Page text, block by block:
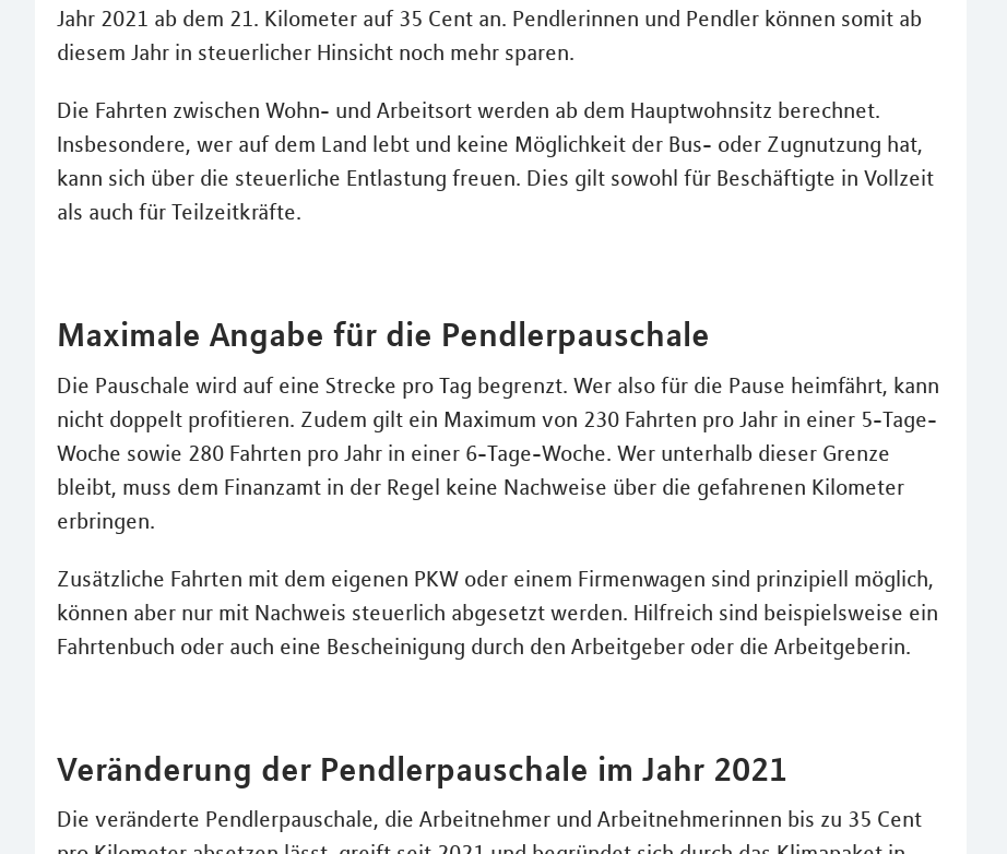
Jahr 2021 ab dem 21. Kilometer auf 35 Cent an. Pendlerinnen und Pendler können somit ab
diesem Jahr in steuerlicher Hinsicht noch mehr sparen.
Die Fahrten zwischen Wohn- und Arbeitsort werden ab dem Hauptwohnsitz berechnet.
Insbesondere, wer auf dem Land lebt und keine Möglichkeit der Bus- oder Zugnutzung hat,
kann sich über die steuerliche Entlastung freuen. Dies gilt sowohl für Beschäftigte in Vollzeit
als auch für Teilzeitkräfte.
Maximale Angabe für die Pendlerpauschale
Die Pauschale wird auf eine Strecke pro Tag begrenzt. Wer also für die Pause heimfährt, kann
nicht doppelt profitieren. Zudem gilt ein Maximum von 230 Fahrten pro Jahr in einer 5-Tage-
Woche sowie 280 Fahrten pro Jahr in einer 6-Tage-Woche. Wer unterhalb dieser Grenze
bleibt, muss dem Finanzamt in der Regel keine Nachweise über die gefahrenen Kilometer
erbringen.
Zusätzliche Fahrten mit dem eigenen PKW oder einem Firmenwagen sind prinzipiell möglich,
können aber nur mit Nachweis steuerlich abgesetzt werden. Hilfreich sind beispielsweise ein
Fahrtenbuch oder auch eine Bescheinigung durch den Arbeitgeber oder die Arbeitgeberin.
Veränderung der Pendlerpauschale im Jahr 2021
Die veränderte Pendlerpauschale, die Arbeitnehmer und Arbeitnehmerinnen bis zu 35 Cent